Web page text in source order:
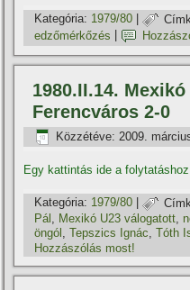
Kategória: 1979/80 |
edzőmérkőzés
1980.II.14.
Ferencváros 2-0
Közzétéve: 2009.
Egy kattintás ide a
Kategória: 1979/80 |
Pál , Mexikó U23 válogatott,
öngól
,Tepszics Ignác ,Tóth
Hozzászólás most!